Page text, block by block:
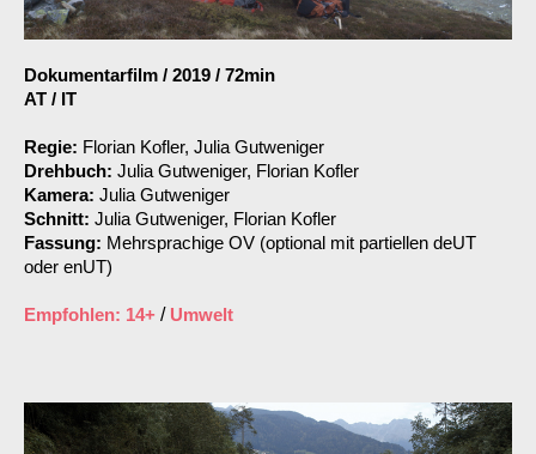
Dokumentarfilm / 2019 / 72min
AT / IT
Regie: Florian Kofler, Julia Gutweniger
Drehbuch: Julia Gutweniger, Florian Kofler
Kamera: Julia Gutweniger
Schnitt: Julia Gutweniger, Florian Kofler
Fassung: Mehrsprachige OV (optional mit partiellen deUT
oder enUT)
Empfohlen: 14+ / Umwelt